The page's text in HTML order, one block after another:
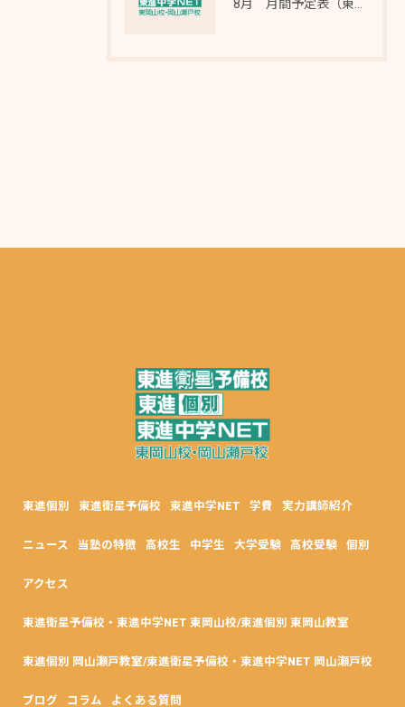
東進個別 東進衛星予備校 東進中学NET 学費 実力講師紹介
ニュース 当塾の特徴 高校生 中学生 大学受験 高校受験 個別
アクセス
東進衛星予備校・東進中学NET 東岡山校/東進個別 東岡山教室
東進個別 岡山瀬戸教室/東進衛星予備校・東進中学NET 岡山瀬戸校
ブログ コラム よくある質問